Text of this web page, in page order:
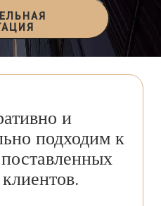
и
подходим к